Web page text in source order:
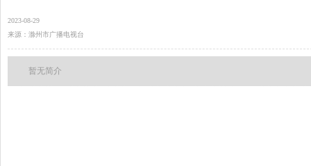
2023-08-29
来源：滁州市广播电视台
暂无简介